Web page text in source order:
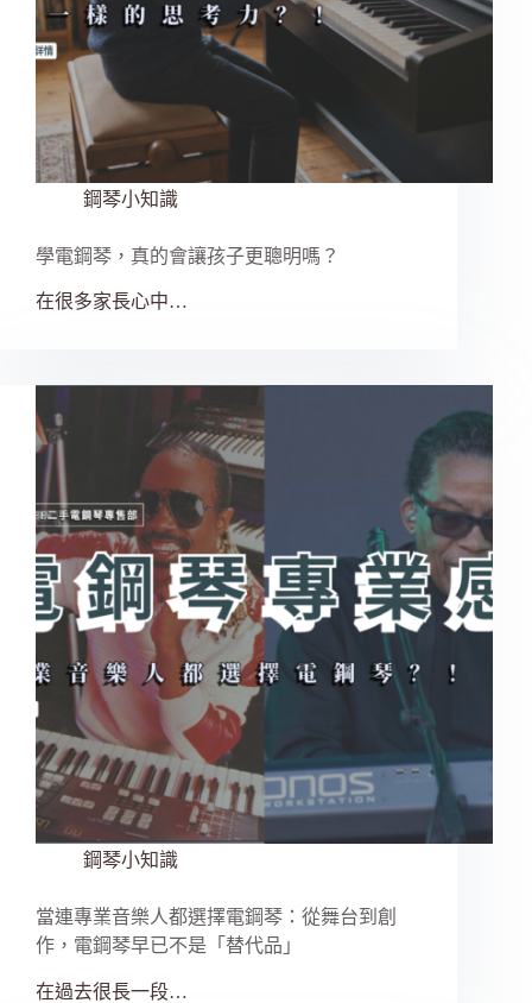
鋼琴小知識
學電鋼琴，真的會讓孩子更聰明嗎？
在很多家長心中…
鋼琴小知識
當連專業音樂人都選擇電鋼琴：從舞台到創
作，電鋼琴早已不是「替代品」
在過去很長一段…